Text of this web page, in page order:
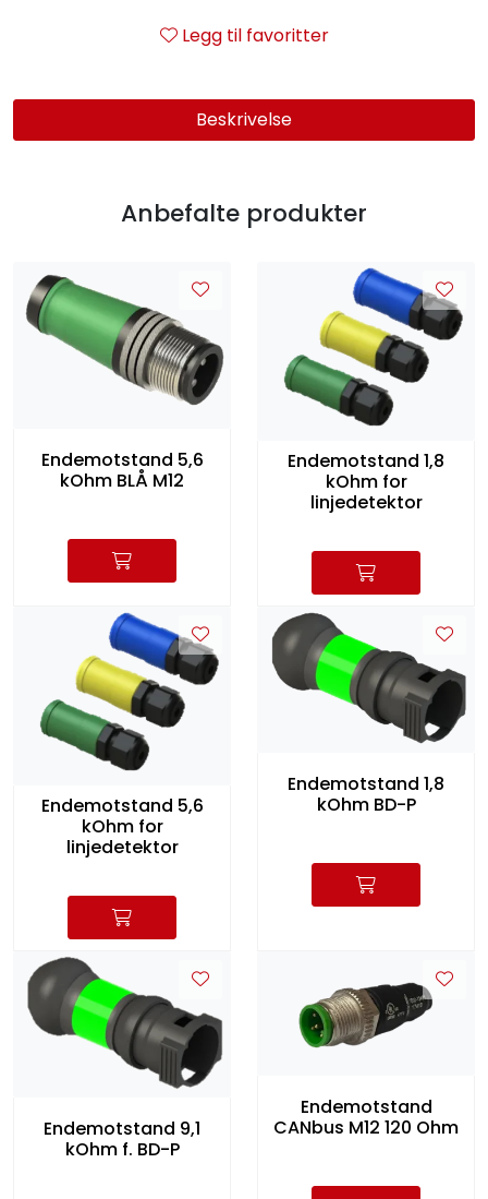
Legg til favoritter
Beskrivelse
Anbefalte produkter
Endemotstand 5,6
kOhm BLÅ M12
Endemotstand 1,8
kOhm for
linjedetektor
Endemotstand 5,6
kOhm for
linjedetektor
Endemotstand 1,8
kOhm BD-P
Endemotstand 9,1
kOhm f. BD-P
Endemotstand
CANbus M12 120 Ohm